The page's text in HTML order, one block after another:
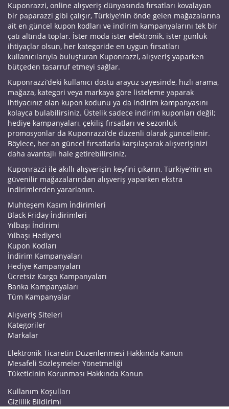
Kuponrazzi, online alışveriş dünyasında fırsatları kovalayan
bir paparazzi gibi çalışır, Türkiye’nin önde gelen mağazalarına
ait en güncel kupon kodları ve indirim kampanyalarını tek bir
çatı altında toplar. İster moda ister elektronik, ister günlük
ihtiyaçlar olsun, her kategoride en uygun fırsatları
kullanıcılarıyla buluşturan Kuponrazzi, alışveriş yaparken
bütçeden tasarruf etmeyi sağlar.
Kuponrazzi’deki kullanıcı dostu arayüz sayesinde, hızlı arama,
mağaza, kategori veya markaya göre listeleme yaparak
ihtiyacınız olan kupon kodunu ya da indirim kampanyasını
kolayca bulabilirsiniz. Üstelik sadece indirim kuponları değil;
hediye kampanyaları, çekiliş fırsatları ve sezonluk
promosyonlar da Kuponrazzi’de düzenli olarak güncellenir.
Böylece, her an güncel fırsatlarla karşılaşarak alışverişinizi
daha avantajlı hale getirebilirsiniz.
Kuponrazzi ile akıllı alışverişin keyfini çıkarın, Türkiye’nin en
güvenilir mağazalarından alışveriş yaparken ekstra
indirimlerden yararlanın.
Muhteşem Kasım İndirimleri
Black Friday İndirimleri
Yılbaşı İndirimi
Yılbaşı Hediyesi
Kupon Kodları
İndirim Kampanyaları
Hediye Kampanyaları
Ücretsiz Kargo Kampanyaları
Banka Kampanyaları
Tüm Kampanyalar
Alışveriş Siteleri
Kategoriler
Markalar
Elektronik Ticaretin Düzenlenmesi Hakkında Kanun
Mesafeli Sözleşmeler Yönetmeliği
Tüketicinin Korunması Hakkında Kanun
Kullanım Koşulları
Gizlilik Bildirimi